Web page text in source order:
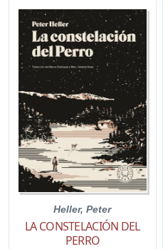
Heller, Peter
LA CONSTELACIÓN DEL
PERRO